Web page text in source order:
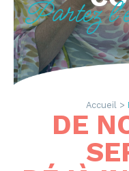
Partez
Accueil >
DE